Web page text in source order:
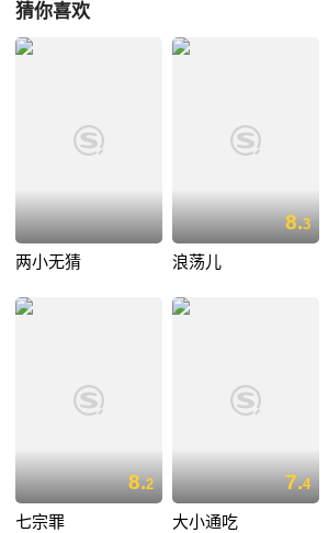
猜你喜欢
两小无猜
8.3
浪荡儿
8.2
七宗罪
7.4
大小通吃